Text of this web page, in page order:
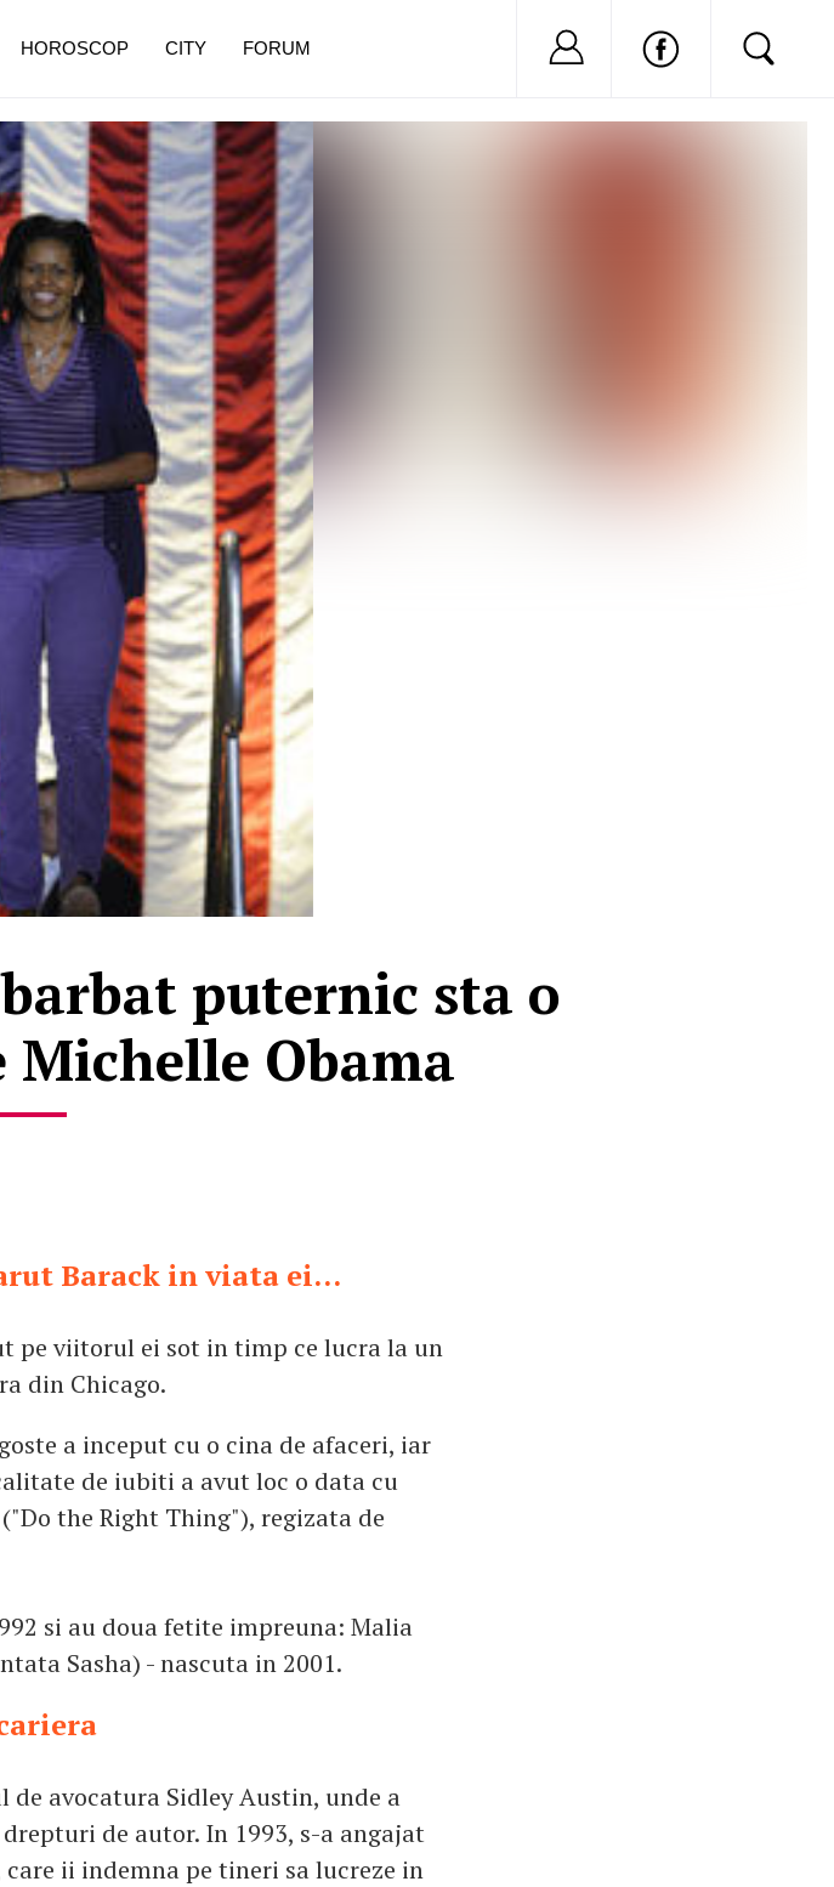
puternic sta o
Michelle Obama
Barack in viata ei...
pe viitorul ei sot in timp ce lucra la un
din Chicago.
a inceput cu o cina de afaceri, iar
de iubiti a avut loc o data cu
the Right Thing"), regizata de
si au doua fetite impreuna: Malia
Sasha) - nascuta in 2001.
avocatura Sidley Austin, unde a
de autor. In 1993, s-a angajat
ii indemna pe tineri sa lucreze in
HOROSCOP CITY FORUM Nu ai cont?
ce înaintezi în vârstă